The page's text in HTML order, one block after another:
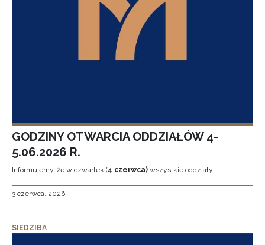
GODZINY OTWARCIA ODDZIAŁÓW 4-
5.06.2026 R.
Informujemy, że w czwartek (4 czerwca) wszystkie oddziały
3 czerwca, 2026
SIEDZIBA